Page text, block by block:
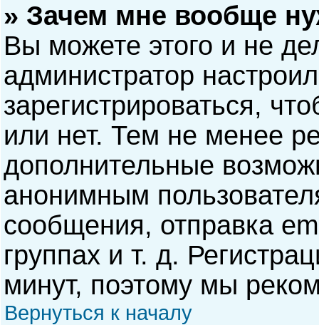
» Зачем мне вообще
Вы можете этого и не
администратор
зарегистрироваться,
или нет. Тем не менее
дополнительные
анонимным
сообщения, отправка
группах и т. д.
минут, поэтому мы
Вернуться к началу